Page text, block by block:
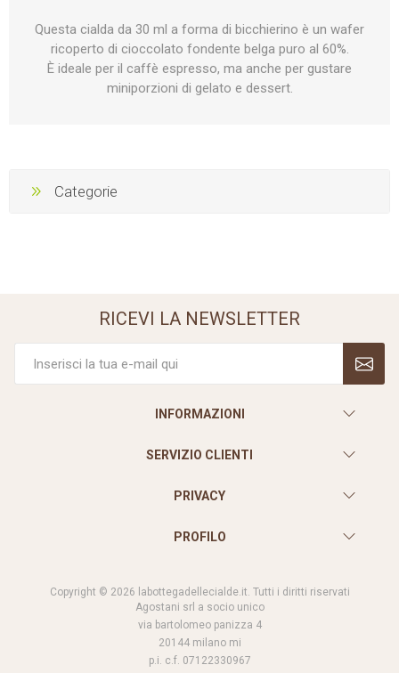
Questa cialda da 30 ml a forma di bicchierino è un wafer
ricoperto di cioccolato fondente belga puro al 60%.
È ideale per il caffè espresso, ma anche per gustare
miniporzioni di gelato e dessert.
Categorie
RICEVI LA NEWSLETTER
INFORMAZIONI
SERVIZIO CLIENTI
PRIVACY
PROFILO
Copyright © 2026 labottegadellecialde.it. Tutti i diritti riservati
Agostani srl a socio unico
via bartolomeo panizza 4
20144 milano mi
p.i. c.f. 07122330967